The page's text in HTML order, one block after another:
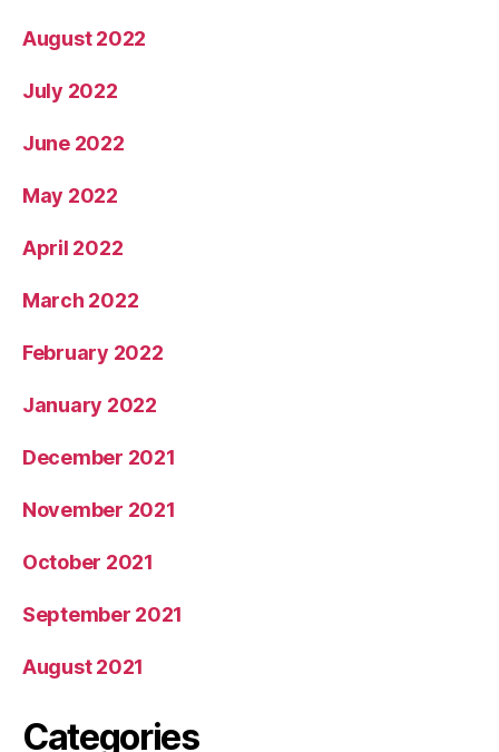
August 2022
July 2022
June 2022
May 2022
April 2022
March 2022
February 2022
January 2022
December 2021
November 2021
October 2021
September 2021
August 2021
Categories